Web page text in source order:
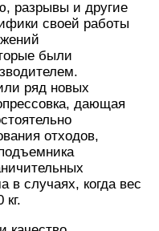
разрывы и другие
своей работы
были
ряд новых
дающая
отходов,
в случаях, когда вес